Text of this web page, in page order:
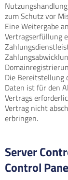
zum Schutz vor
Eine Weitergabe
Vertragserfüllung
Die Bereitstellung
Daten ist für den
Vertrags
Vertrag nicht
erbringen.
Server
Control